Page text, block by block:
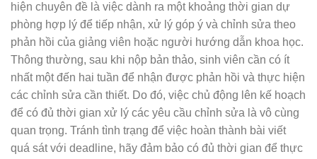
hiện chuyên đề là việc dành ra một khoảng thời gian dự
phòng hợp lý để tiếp nhận, xử lý góp ý và chỉnh sửa theo
phản hồi của giảng viên hoặc người hướng dẫn khoa học.
Thông thường, sau khi nộp bản thảo, sinh viên cần có ít
nhất một đến hai tuần để nhận được phản hồi và thực hiện
các chỉnh sửa cần thiết. Do đó, việc chủ động lên kế hoạch
để có đủ thời gian xử lý các yêu cầu chỉnh sửa là vô cùng
quan trọng. Tránh tình trạng để việc hoàn thành bài viết
quá sát với deadline, hãy đảm bảo có đủ thời gian để thực